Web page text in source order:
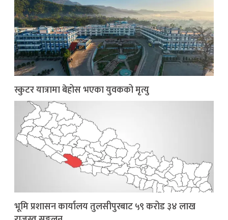
स्कुटर यात्रामा बेहोस भएका युवकको मृत्यु
भूमि प्रशासन कार्यालय तुलसीपुरबाट ५९ करोड ३४ लाख